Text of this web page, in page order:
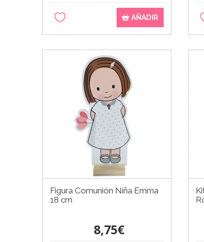
AÑADIR
Figura Comunión Niña Emma
18 cm
8,75€